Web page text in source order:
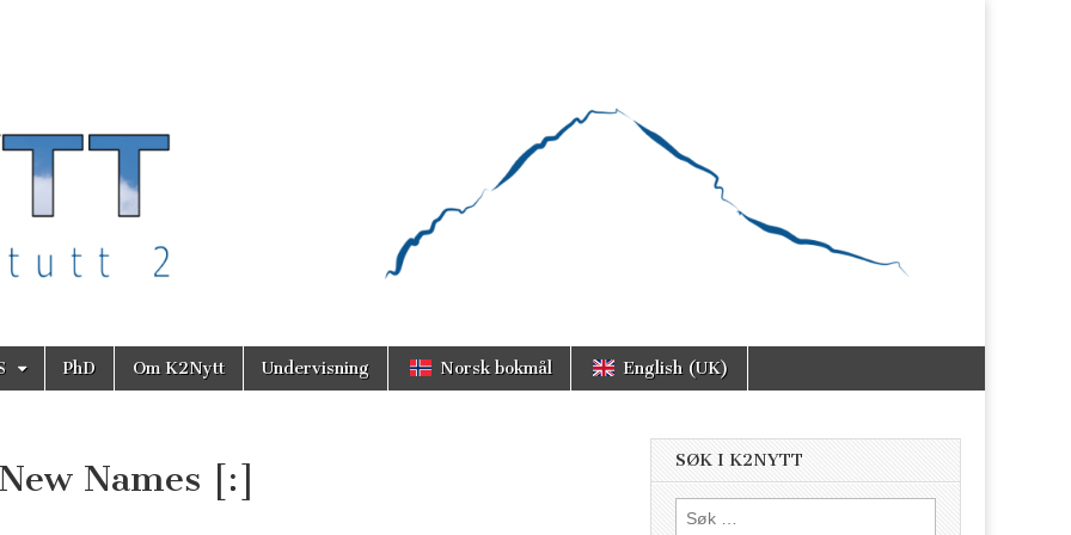
PhD Om K2Nytt Undervisning Norsk bokmål English (UK)
Names [:] SØK I K2NYTT
Søk